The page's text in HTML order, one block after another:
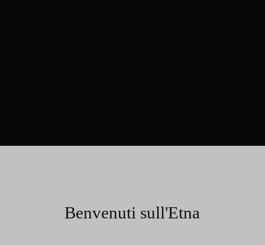
Benvenuti sull'Etna